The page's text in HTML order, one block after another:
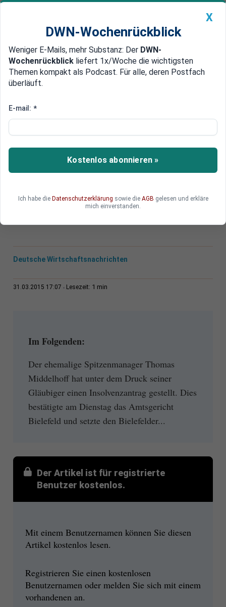
Newsticker MEIN DWN: Geldanlage Premium
Edelmetalle DWN-Magazin China
Middelhoff weiter in Haft
Ex-Manager Thomas Middelhoff
stellt Antrag auf Privatinsolvenz
Der ehemalige Vorstandsvorsitzende der
befriedigt werden, teilte der Insolvenzverwalter
Deutsche Wirtschaftsnachrichten
31.03.2015 17:07 Lesezeit: 1 min
Im Folgenden:
Der ehemalige Spitzenmanager Thomas
Middelhoff hat unter dem Druck seiner
Gläubiger einen Insolvenzantrag gestellt. Dies
bestätigte am Dienstag das Amtsgericht
Bielefeld und setzte den Bielefelder...
Der Artikel ist für registrierte
Benutzer kostenlos.
Mit einem Benutzernamen können Sie diesen
Artikel kostenlos lesen.
Registrieren Sie einen kostenlosen
Benutzernamen oder melden Sie sich mit einem
vorhandenen an.
X
DWN-Wochenrückblick
Weniger E-Mails, mehr Substanz: Der DWN-
Wochenrückblick liefert 1x/Woche die wichtigsten
Themen kompakt als Podcast. Für alle, deren Postfach
überläuft.
E-mail: *
Kostenlos abonnieren »
Ich habe die Datenschutzerklärung sowie die AGB gelesen und erkläre
mich einverstanden.